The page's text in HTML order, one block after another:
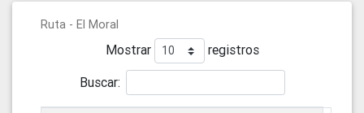
Ruta - El Moral
Mostrar
registros
Buscar: